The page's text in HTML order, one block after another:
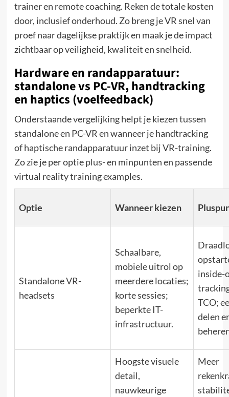
trainer en remote coaching. Reken de totale kosten
door, inclusief onderhoud. Zo breng je VR snel van
proef naar dagelijkse praktijk en maak je de impact
zichtbaar op veiligheid, kwaliteit en snelheid.
Hardware en randapparatuur:
standalone vs PC-VR, handtracking
en haptics (voelfeedback)
Onderstaande vergelijking helpt je kiezen tussen
standalone en PC-VR en wanneer je handtracking
of haptische randapparatuur inzet bij VR-training.
Zo zie je per optie plus- en minpunten en passende
virtual reality training examples.
Optie Wanneer kiezen
Standalone VR-
headsets
Schaalbare,
mobiele uitrol op
meerdere locaties;
korte sessies;
beperkte IT-
infrastructuur.
inside-
TCO;
delen
Hoogste visuele
detail,
nauwkeurige
Meer